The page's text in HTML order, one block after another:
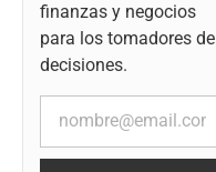
finanzas y negocios
para los tomadores de
decisiones.